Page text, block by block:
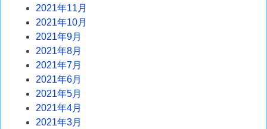
2021年11月
2021年10月
2021年9月
2021年8月
2021年7月
2021年6月
2021年5月
2021年4月
2021年3月